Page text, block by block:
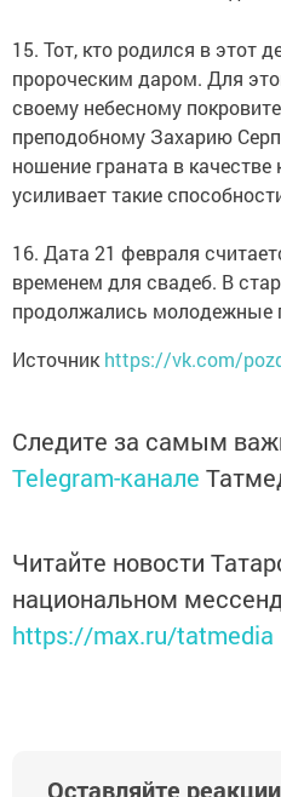
15. Тот, кто родился в этот
пророческим даром. Для
своему небесному
преподобному Захарию
ношение граната в
усиливает такие
16. Дата 21 февраля
временем для свадеб. В
продолжались молодежные
Источник https://vk.com/
Следите за самым
Telegram-канале
Читайте новости
национальном
https://max.ru/tatmedia
Оставляйте реакции